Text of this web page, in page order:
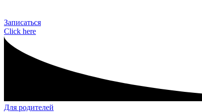
Записаться
Click here
Для родителей